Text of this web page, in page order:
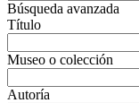
Búsqueda avanzada
Título
Museo o colección
Autoría